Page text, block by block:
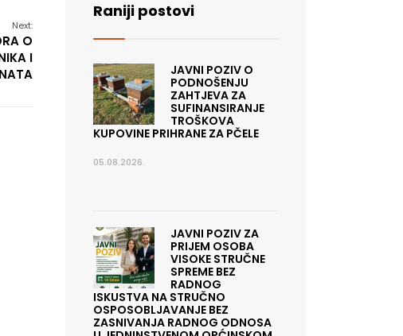
Next:
O
I
Raniji postovi
JAVNI POZIV O
PODNOŠENJU
ZAHTJEVA ZA
SUFINANSIRANJE
TROŠKOVA
KUPOVINE PRIHRANE ZA PČELE
05.08.2026.
JAVNI POZIV ZA
PRIJEM OSOBA
VISOKE STRUČNE
SPREME BEZ
RADNOG
ISKUSTVA NA STRUČNO
OSPOSOBLJAVANJE BEZ
ZASNIVANJA RADNOG ODNOSA